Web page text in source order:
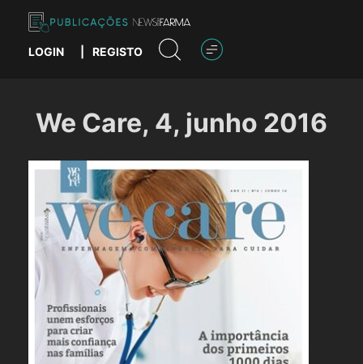
content
Publicações News Farma
LOGIN REGISTO
We Care, 4, junho 2016